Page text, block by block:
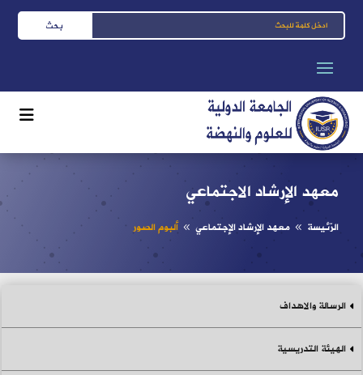
معهد الإرشاد الاجتماعي
الرّئيسة 8 معهد الإرشاد الإجتماعي 8 ألبوم الصور
الرسالة والاهداف
الهيئة التدريسية